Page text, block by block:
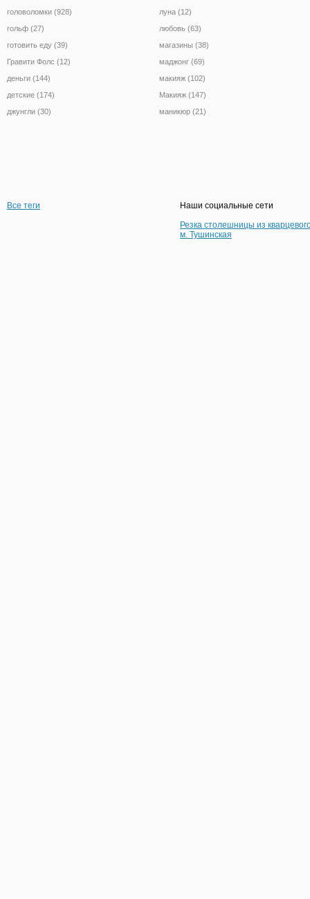
головоломки (928)
гольф (27)
готовить еду (39)
Гравити Фолс (12)
деньги (144)
детские (174)
джунгли (30)
луна (12)
любовь (63)
магазины (38)
маджонг (69)
макияж (102)
Макияж (147)
маникюр (21)
Все теги
Наши социальные сети
Резка столешницы из
м. Тушинская